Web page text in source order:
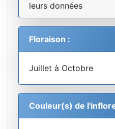
leurs données
Floraison :
Juillet à Octobre
Couleur(s) de